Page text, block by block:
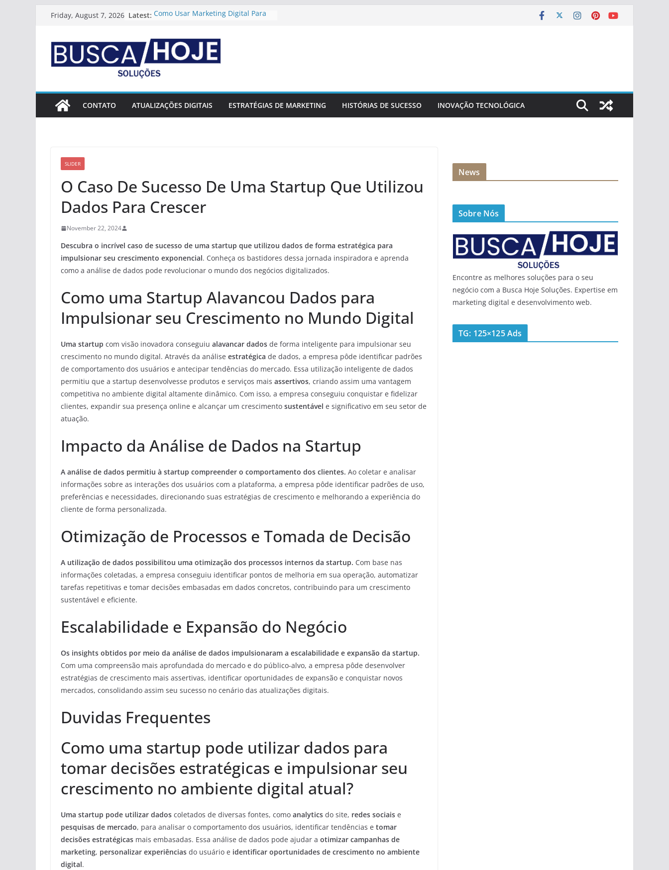
content
Friday, August 7, 2026 Latest: Como Usar Marketing Digital Para
Criar Vantagem Competitiva
Duradoura
Como Estruturar Uma Presença
Digital Profissional E Confiável
Aumentar O Valor Da Sua Marca
Estratégias Para Criar
CONTATO ATUALIZAÇÕES DIGITAIS ESTRATÉGIAS DE MARKETING HISTÓRIAS DE SUCESSO INOVAÇÃO TECNOLÓGICA
SLIDER
O Caso De Sucesso De Uma Startup Que Utilizou
Dados Para Crescer
November 22, 2024
Descubra o incrível caso de sucesso de uma startup que utilizou dados de forma estratégica para
impulsionar seu crescimento exponencial. Conheça os bastidores dessa jornada inspiradora e aprenda
como a análise de dados pode revolucionar o mundo dos negócios digitalizados.
Como uma Startup Alavancou Dados para
Impulsionar seu Crescimento no Mundo Digital
Uma startup com visão inovadora conseguiu alavancar dados de forma inteligente para impulsionar seu
crescimento no mundo digital. Através da análise estratégica de dados, a empresa pôde identificar padrões
de comportamento dos usuários e antecipar tendências do mercado. Essa utilização inteligente de dados
permitiu que a startup desenvolvesse produtos e serviços mais assertivos, criando assim uma vantagem
competitiva no ambiente digital altamente dinâmico. Com isso, a empresa conseguiu conquistar e fidelizar
clientes, expandir sua presença online e alcançar um crescimento sustentável e significativo em seu setor de
atuação.
Impacto da Análise de Dados na Startup
A análise de dados permitiu à startup compreender o comportamento dos clientes. Ao coletar e analisar
informações sobre as interações dos usuários com a plataforma, a empresa pôde identificar padrões de uso,
preferências e necessidades, direcionando suas estratégias de crescimento e melhorando a experiência do
cliente de forma personalizada.
Otimização de Processos e Tomada de Decisão
A utilização de dados possibilitou uma otimização dos processos internos da startup. Com base nas
informações coletadas, a empresa conseguiu identificar pontos de melhoria em sua operação, automatizar
tarefas repetitivas e tomar decisões embasadas em dados concretos, contribuindo para um crescimento
sustentável e eficiente.
Escalabilidade e Expansão do Negócio
Os insights obtidos por meio da análise de dados impulsionaram a escalabilidade e expansão da startup.
Com uma compreensão mais aprofundada do mercado e do público-alvo, a empresa pôde desenvolver
estratégias de crescimento mais assertivas, identificar oportunidades de expansão e conquistar novos
mercados, consolidando assim seu sucesso no cenário das atualizações digitais.
Duvidas Frequentes
Como uma startup pode utilizar dados para
tomar decisões estratégicas e impulsionar seu
crescimento no ambiente digital atual?
Uma startup pode utilizar dados coletados de diversas fontes, como analytics do site, redes sociais e
pesquisas de mercado, para analisar o comportamento dos usuários, identificar tendências e tomar
decisões estratégicas mais embasadas. Essa análise de dados pode ajudar a otimizar campanhas de
marketing, personalizar experiências do usuário e identificar oportunidades de crescimento no ambiente
digital.
News
Sobre Nós
Encontre as melhores soluções para o seu
negócio com a Busca Hoje Soluções. Expertise em
marketing digital e desenvolvimento web.
TG: 125×125 Ads